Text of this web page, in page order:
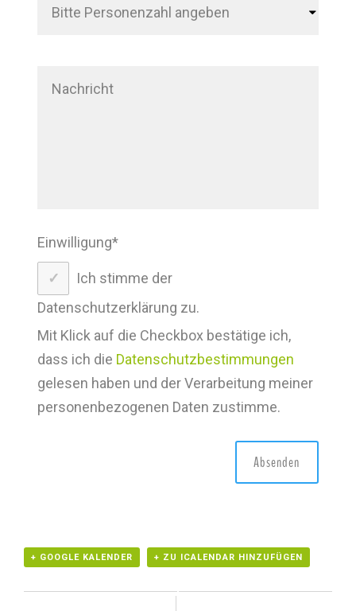
Einwilligung*
Ich stimme der
Datenschutzerklärung zu.
Mit Klick auf die Checkbox bestätige ich,
dass ich die Datenschutzbestimmungen
gelesen haben und der Verarbeitung meiner
personenbezogenen Daten zustimme.
+ GOOGLE KALENDER + ZU ICALENDAR HINZUFÜGEN